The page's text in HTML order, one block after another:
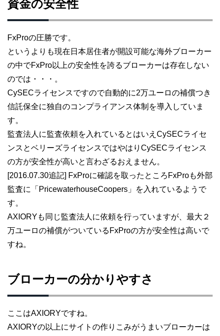
資金の安全性
FxProの圧勝です。
というよりも現在日本居住者が開設可能な海外ブローカー
の中でFxPro以上の安全性を誇るブローカーは存在しない
のでは・・・。
CySECライセンスですので自動的に2万ユーロの補償つき
信託保全に独自のコンプライアンス体制を導入していま
す。
監査法人に監査依頼を入れているとはいえCySECライセ
ンスとベリーズライセンスではやはりCySECライセンス
の方が安全性が高いと言わざるおえません。
[2016.07.30追記] FxProに確認を取ったところFxProも外部
監査に「PricewaterhouseCoopers」を入れているようで
す。
AXIORYも同じ監査法人に依頼を行っていますが、最大２
万ユーロの補償がついているFxProの方が安全性は高いで
すね。
ブローカーの分かりやすさ
ここはAXIORYですね。
AXIORYの以上にサイトの作りこみがうまいブローカーは